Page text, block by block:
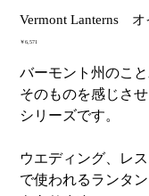
Vermont Lanterns オ
価
￥6,571
バーモント州のこ
そのものを感じさ
シリーズです。
ウエディング、レ
で使われるランタ